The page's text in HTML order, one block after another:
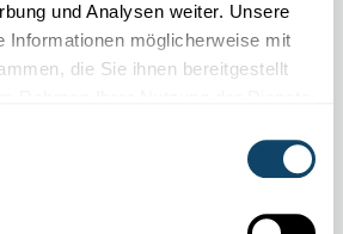
und Analysen weiter. Unsere
Informationen möglicherweise mit
die Sie ihnen bereitgestellt
Begleiter im Weltall
kreisen um die Erde. Aber wozu sind